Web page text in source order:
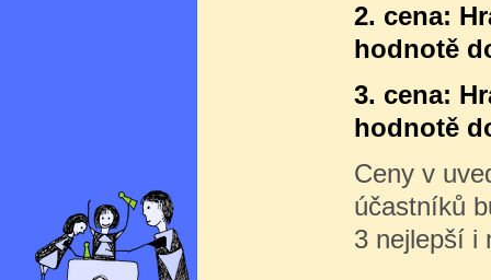
2. cena:
hodnotě
3. cena:
hodnotě
Ceny v
účastníků
3 nejlepší i